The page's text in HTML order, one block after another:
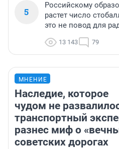
5
Российскому
растет число
это не повод для
13 143 79
МНЕНИЕ
Наследие, которое
чудом не
транспортный
разнес миф о
советских дорогах